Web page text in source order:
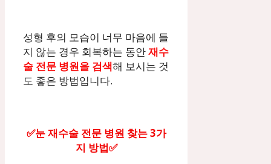
성형 후의 모습이 너무 마음에 들
지 않는 경우 회복하는 동안재수
술 전문 병원을 검색해 보시는 것
도 좋은 방법입니다.
✅눈 재수술 전문 병원 찾는 3가
지 방법✅